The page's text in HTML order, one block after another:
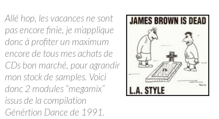
Allé hop, les vacances ne sont
pas encore finie, je m’applique
donc à profiter un maximum
encore de tous mes achats de
CDs bon marché, pour agrandir
mon stock de samples. Voici
donc 2 modules “megamix”
issus de la compilation
Génértion Dance de 1991.